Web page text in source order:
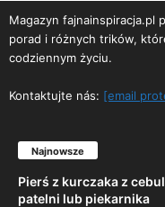
Magazyn fajnainspiracja.pl
porad i różnych trików,
codziennym życiu.
Kontaktujte nás: [email
Najnowsze
Pierś z kurczaka z
patelni lub piekarnika